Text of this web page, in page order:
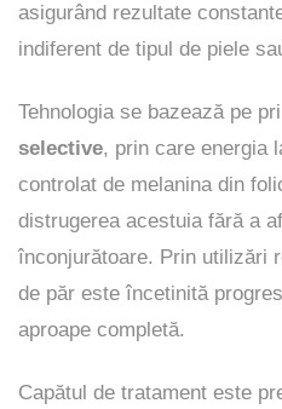
asigurând rezultate
indiferent de tipul de piele
Tehnologia se bazează pe
selective, prin care energia
controlat de melanina din
distrugerea acestuia fără a
înconjurătoare. Prin utilizări
de păr este încetinită
aproape completă.
Capătul de tratament este